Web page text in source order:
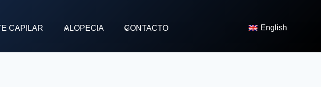
CAPILAR ALOPECIA CONTACTO English